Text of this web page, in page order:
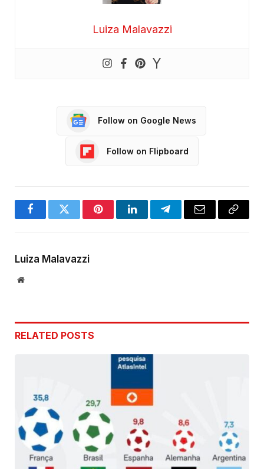
Luiza Malavazzi
Follow on Google News
Follow on Flipboard
FacebookTwitter PinterestLinkedInTelegramEmail
Copy
Luiza Malavazzi
Website
RELATED POSTS